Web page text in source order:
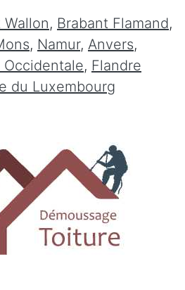
Wallon, Brabant Flamand,
, Namur, Anvers,
Occidentale, Flandre
du Luxembourg